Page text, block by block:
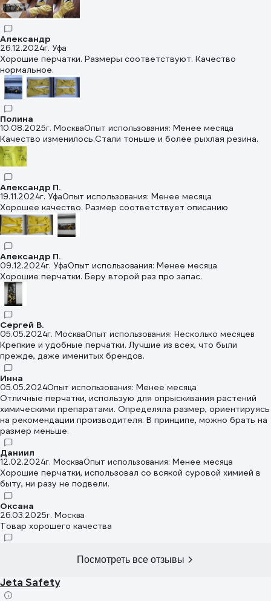
Александр
26.12.2024г. Уфа
Хорошие перчатки. Размеры соответствуют. Качество
нормальное.
Полина
10.08.2025г. МоскваОпыт использования: Менее месяца
Качество изменилось.Стали тоньше и более рыхлая резина.
Александр П.
19.11.2024г. УфаОпыт использования: Менее месяца
Хорошее качество. Размер соответствует описанию
Александр П.
09.12.2024г. УфаОпыт использования: Менее месяца
Хорошие перчатки. Беру второй раз про запас.
Сергей В.
05.05.2024г. МоскваОпыт использования: Несколько месяцев
Крепкие и удобные перчатки. Лучшие из всех, что были
прежде, даже именитых брендов.
Инна
05.05.2024Опыт использования: Менее месяца
Отличные перчатки, использую для опрыскивания растений
химическими препаратами. Определяла размер, ориентируясь
на рекомендации производителя. В принципе, можно брать на
размер меньше.
Даниил
12.02.2024г. МоскваОпыт использования: Менее месяца
Хорошие перчатки, использовал со всякой суровой химией в
быту, ни разу не подвели.
Оксана
26.03.2025г. Москва
Товар хорошего качества
Посмотреть все отзывы
Jeta Safety